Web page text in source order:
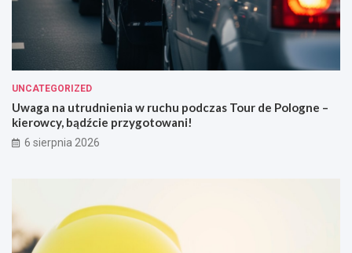
UNCATEGORIZED
Uwaga na utrudnienia w ruchu podczas Tour de Pologne –
kierowcy, bądźcie przygotowani!
6 sierpnia 2026